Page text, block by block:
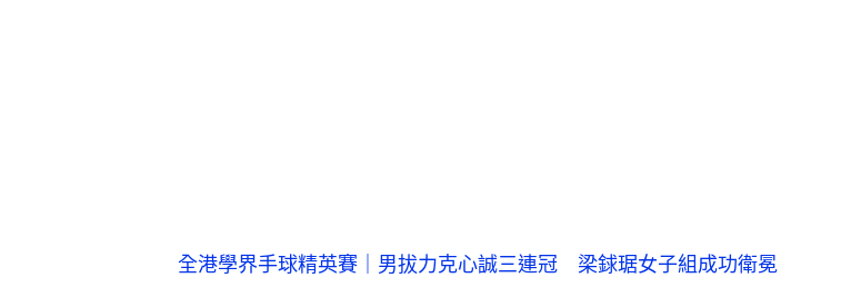
全港學界手球精英賽｜男拔力克心誠三連冠　梁銶琚女子組成功衛冕